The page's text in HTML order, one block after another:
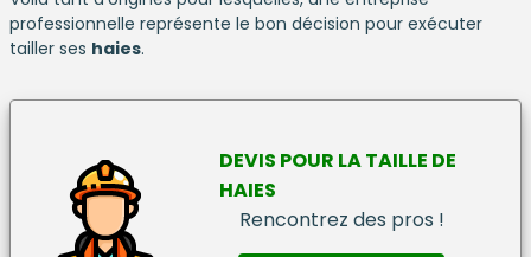
professionnelle représente le bon décision pour exécuter
tailler ses haies.
DEVIS POUR LATAILLE DE
HAIES
Rencontrez des pros !